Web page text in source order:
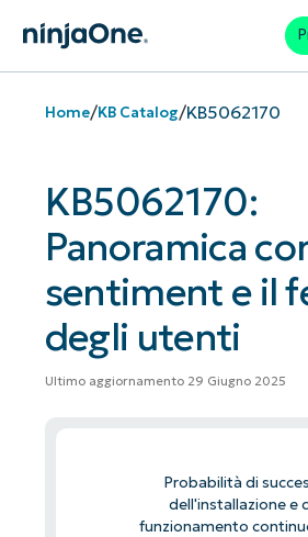
Home/KB Catalog/KB5062170
KB5062170:
Panoramica
sentiment e il
degli utenti
Ultimo aggiornamento 29 Giugno 2025
Probabilità di
dell'installazione e
funzionamento